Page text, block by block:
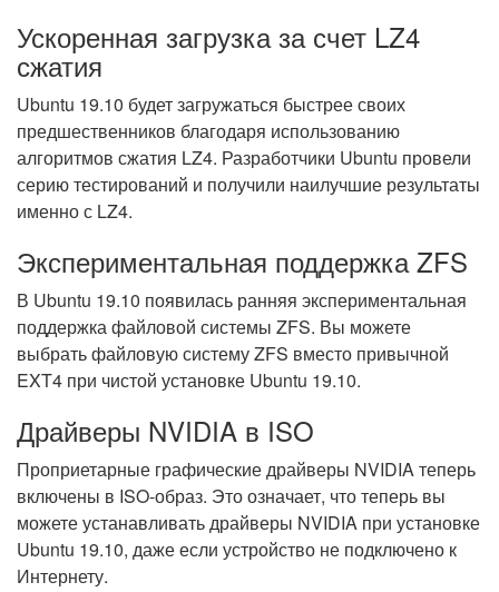
Ускоренная загрузка за счет LZ4
сжатия
Ubuntu 19.10 будет загружаться быстрее своих
предшественников благодаря использованию
алгоритмов сжатия LZ4. Разработчики Ubuntu провели
серию тестирований и получили наилучшие результаты
именно с LZ4.
Экспериментальная поддержка ZFS
В Ubuntu 19.10 появилась ранняя экспериментальная
поддержка файловой системы ZFS. Вы можете
выбрать файловую систему ZFS вместо привычной
EXT4 при чистой установке Ubuntu 19.10.
Драйверы NVIDIA в ISO
Проприетарные графические драйверы NVIDIA теперь
включены в ISO-образ. Это означает, что теперь вы
можете устанавливать драйверы NVIDIA при установке
Ubuntu 19.10, даже если устройство не подключено к
Интернету.